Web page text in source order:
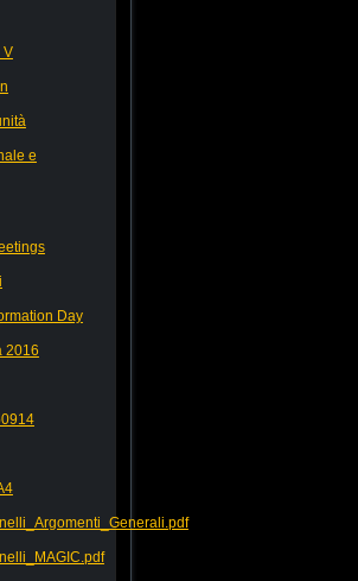
V
e
Day
2016